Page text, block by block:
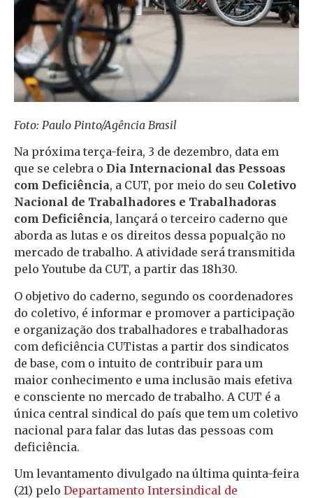
Foto: Paulo Pinto/Agência Brasil
Na próxima terça-feira, 3 de dezembro, data em
que se celebra o Dia Internacional das Pessoas
com Deficiência, a CUT, por meio do seu Coletivo
Nacional de Trabalhadores e Trabalhadoras
com Deficiência, lançará o terceiro caderno que
aborda as lutas e os direitos dessa popualção no
mercado de trabalho. A atividade será transmitida
pelo Youtube da CUT, a partir das 18h30.
O objetivo do caderno, segundo os coordenadores
do coletivo, é informar e promover a participação
e organização dos trabalhadores e trabalhadoras
com deficiência CUTistas a partir dos sindicatos
de base, com o intuito de contribuir para um
maior conhecimento e uma inclusão mais efetiva
e consciente no mercado de trabalho. A CUT é a
única central sindical do país que tem um coletivo
nacional para falar das lutas das pessoas com
deficiência.
Um levantamento divulgado na última quinta-feira
(21) pelo Departamento Intersindical de